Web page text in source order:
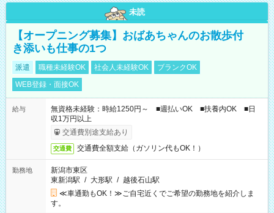
未読
【オープニング募集】おばあちゃんのお散歩付
き添いも仕事の1つ
派遣 職種未経験OK 社会人未経験OK
ブランクOK
WEB登録・面接OK
給与
無資格未経験：時給1250円～ ■週払いOK ■扶養内OK ■日
収1万円以上
交通費別途支給あり
交通費 交通費全額支給（ガソリン代もOK！）
勤務地
新潟市東区
東新潟駅 / 大形駅 / 越後石山駅
≪車通勤もOK！≫ご自宅近くでご希望の勤務地を紹介しま
す。